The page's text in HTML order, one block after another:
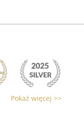
Pokaż więcej >>